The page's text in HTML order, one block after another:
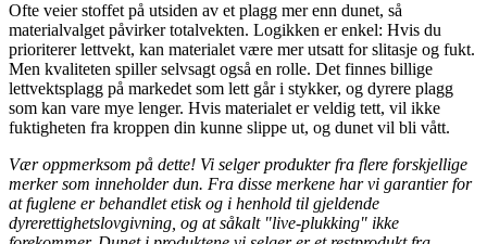
Ofte veier stoffet på utsiden av et plagg mer enn dunet, så
materialvalget påvirker totalvekten. Logikken er enkel: Hvis du
prioriterer lettvekt, kan materialet være mer utsatt for slitasje og fukt.
Men kvaliteten spiller selvsagt også en rolle. Det finnes billige
lettvektsplagg på markedet som lett går i stykker, og dyrere plagg
som kan vare mye lenger. Hvis materialet er veldig tett, vil ikke
fuktigheten fra kroppen din kunne slippe ut, og dunet vil bli vått.
Vær oppmerksom på dette! Vi selger produkter fra flere forskjellige
merker som inneholder dun. Fra disse merkene har vi garantier for
at fuglene er behandlet etisk og i henhold til gjeldende
dyrerettighetslovgivning, og at såkalt "live-plukking" ikke